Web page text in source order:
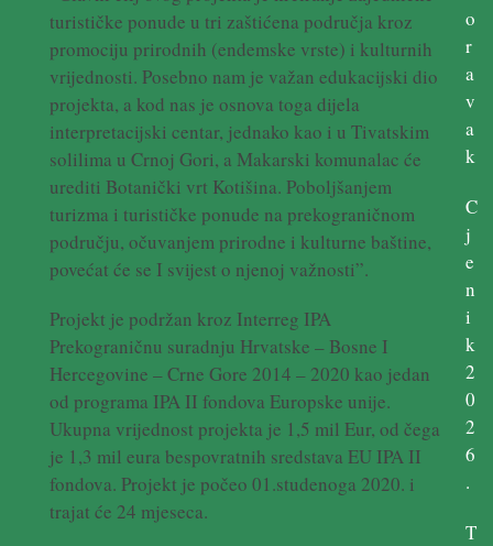
turističke ponude u tri zaštićena područja kroz
promociju prirodnih (endemske vrste) i kulturnih
vrijednosti. Posebno nam je važan edukacijski dio
projekta, a kod nas je osnova toga dijela
interpretacijski centar, jednako kao i u Tivatskim
solilima u Crnoj Gori, a Makarski komunalac će
urediti Botanički vrt Kotišina. Poboljšanjem
turizma i turističke ponude na prekograničnom
području, očuvanjem prirodne i kulturne baštine,
povećat će se I svijest o njenoj važnosti”.
Projekt je podržan kroz Interreg IPA
Prekograničnu suradnju Hrvatske – Bosne I
Hercegovine – Crne Gore 2014 – 2020 kao jedan
od programa IPA II fondova Europske unije.
Ukupna vrijednost projekta je 1,5 mil Eur, od čega
je 1,3 mil eura bespovratnih sredstava EU IPA II
fondova. Projekt je počeo 01.studenoga 2020. i
trajat će 24 mjeseca.
o
r
a
v
a
k
C
j
e
n
i
k
2
0
2
6
.
T